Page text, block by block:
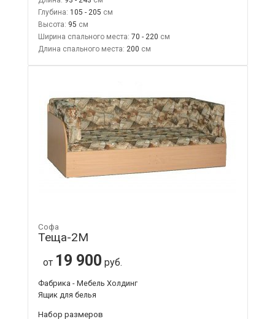
Глубина: 105 - 205
Высота: 95
Ширина спального места: 70 - 220
Длина спального места: 200
Софа
Теща-2М
от 19 900 руб.
Фабрика - Мебель Холдинг
Ящик для белья
Набор размеров